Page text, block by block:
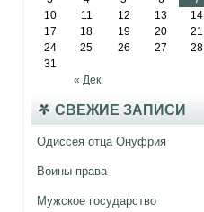
« Дек
10
11 12 13 14
17
18 19 20 21
24
25 26 27 28
31
СВЕЖИЕ ЗАПИСИ
Одиссея отца Онуфрия
Воины права
Мужское государство